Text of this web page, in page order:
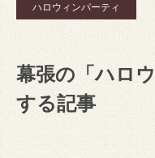
ハロウィンパーティ
幕張の「ハロ
する記事